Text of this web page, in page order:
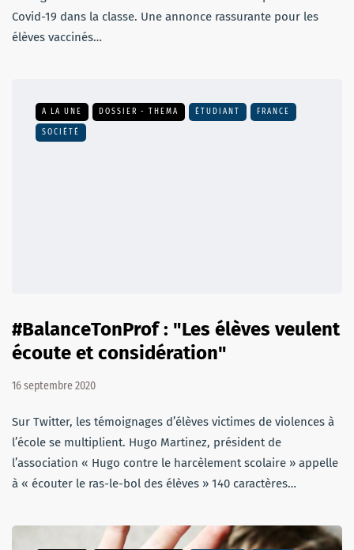
Covid-19 dans la classe. Une annonce rassurante pour les
élèves vaccinés…
A LA UNE DOSSIER - THEMA ÉTUDIANT FRANCE
SOCIÉTÉ
#BalanceTonProf : "Les élèves veulent
écoute et considération"
16 septembre 2020
Sur Twitter, les témoignages d’élèves victimes de violences à
l’école se multiplient. Hugo Martinez, président de
l’association « Hugo contre le harcèlement scolaire » appelle
à « écouter le ras-le-bol des élèves » 140 caractères…